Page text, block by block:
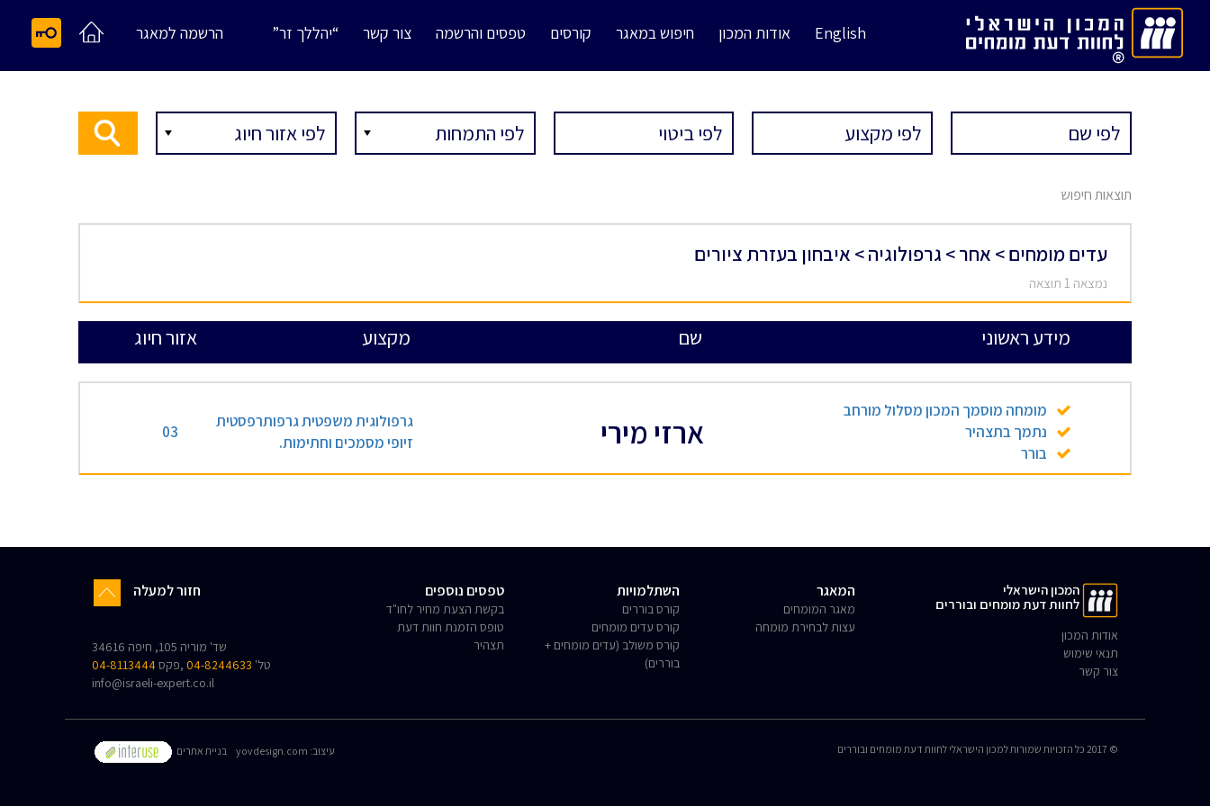
English אודות המכון חיפוש במאגר קורסים טפסים והרשמה צור קשר “יהללך זר” הרשמה למאגר
תוצאות חיפוש
עדים מומחים > אחר > גרפולוגיה > איבחון בעזרת ציורים
נמצאה 1 תוצאה
מידע ראשוני שם מקצוע אזור חיוג
מומחה מוסמך המכון מסלול מורחב
נתמך בתצהיר
בורר
ארזי מירי
גרפולוגית משפטית גרפותרפסטית
זיופי מסמכים וחתימות.
03
המכון הישראלי
לחוות דעת מומחים ובוררים
אודות המכון
תנאי שימוש
צור קשר
המאגר
מאגר המומחים
עצות לבחירת מומחה
השתלמויות
קורס בוררים
קורס עדים מומחים
קורס משולב (עדים מומחים +
בוררים)
טפסים נוספים
בקשת הצעת מחיר לחו"ד
טופס הזמנת חוות דעת
תצהיר
חזור למעלה
שד' מוריה 105, חיפה 34616
טל' 04-8244633 ,פקס04-8113444
info@israeli-expert.co.il
© 2017 כל הזכויות שמורות למכון הישראלי לחוות דעת מומחים ובוררים בניית אתרים yovdesign.com :עיצוב